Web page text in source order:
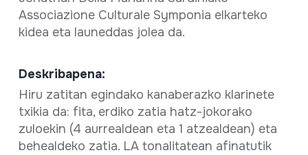
Associazione Culturale Symponia elkarteko
kidea eta launeddas jolea da.
Deskribapena:
Hiru zatitan egindako kanaberazko klarinete
txikia da: fita, erdiko zatia hatz-jokorako
zuloekin (4 aurrealdean eta 1 atzealdean) eta
behealdeko zatia. LA tonalitatean afinatutik